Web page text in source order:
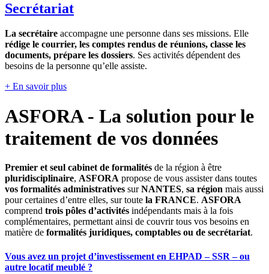
Secrétariat
La secrétaire accompagne une personne dans ses missions. Elle
rédige le courrier, les comptes rendus de réunions, classe les
documents, prépare les dossiers. Ses activités dépendent des
besoins de la personne qu’elle assiste.
+ En savoir plus
ASFORA - La solution pour le
traitement de vos données
Premier et seul cabinet de formalités de la région à être
pluridisciplinaire, ASFORA propose de vous assister dans toutes
vos formalités administratives surNANTES, sa région mais aussi
pour certaines d’entre elles, sur toute la FRANCE. ASFORA
comprend trois pôles d’activités indépendants mais à la fois
complémentaires, permettant ainsi de couvrir tous vos besoins en
matière de formalités juridiques, comptables ou de secrétariat.
Vous avez un projet d’investissement en EHPAD – SSR – ou
autre locatif meublé ?